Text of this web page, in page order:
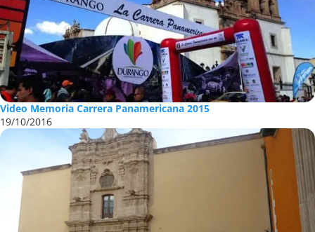
Video Memoria Carrera Panamericana 2015
19/10/2016